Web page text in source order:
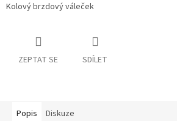
Kolový brzdový váleček
ZEPTAT SE SDÍLET
Popis Diskuze